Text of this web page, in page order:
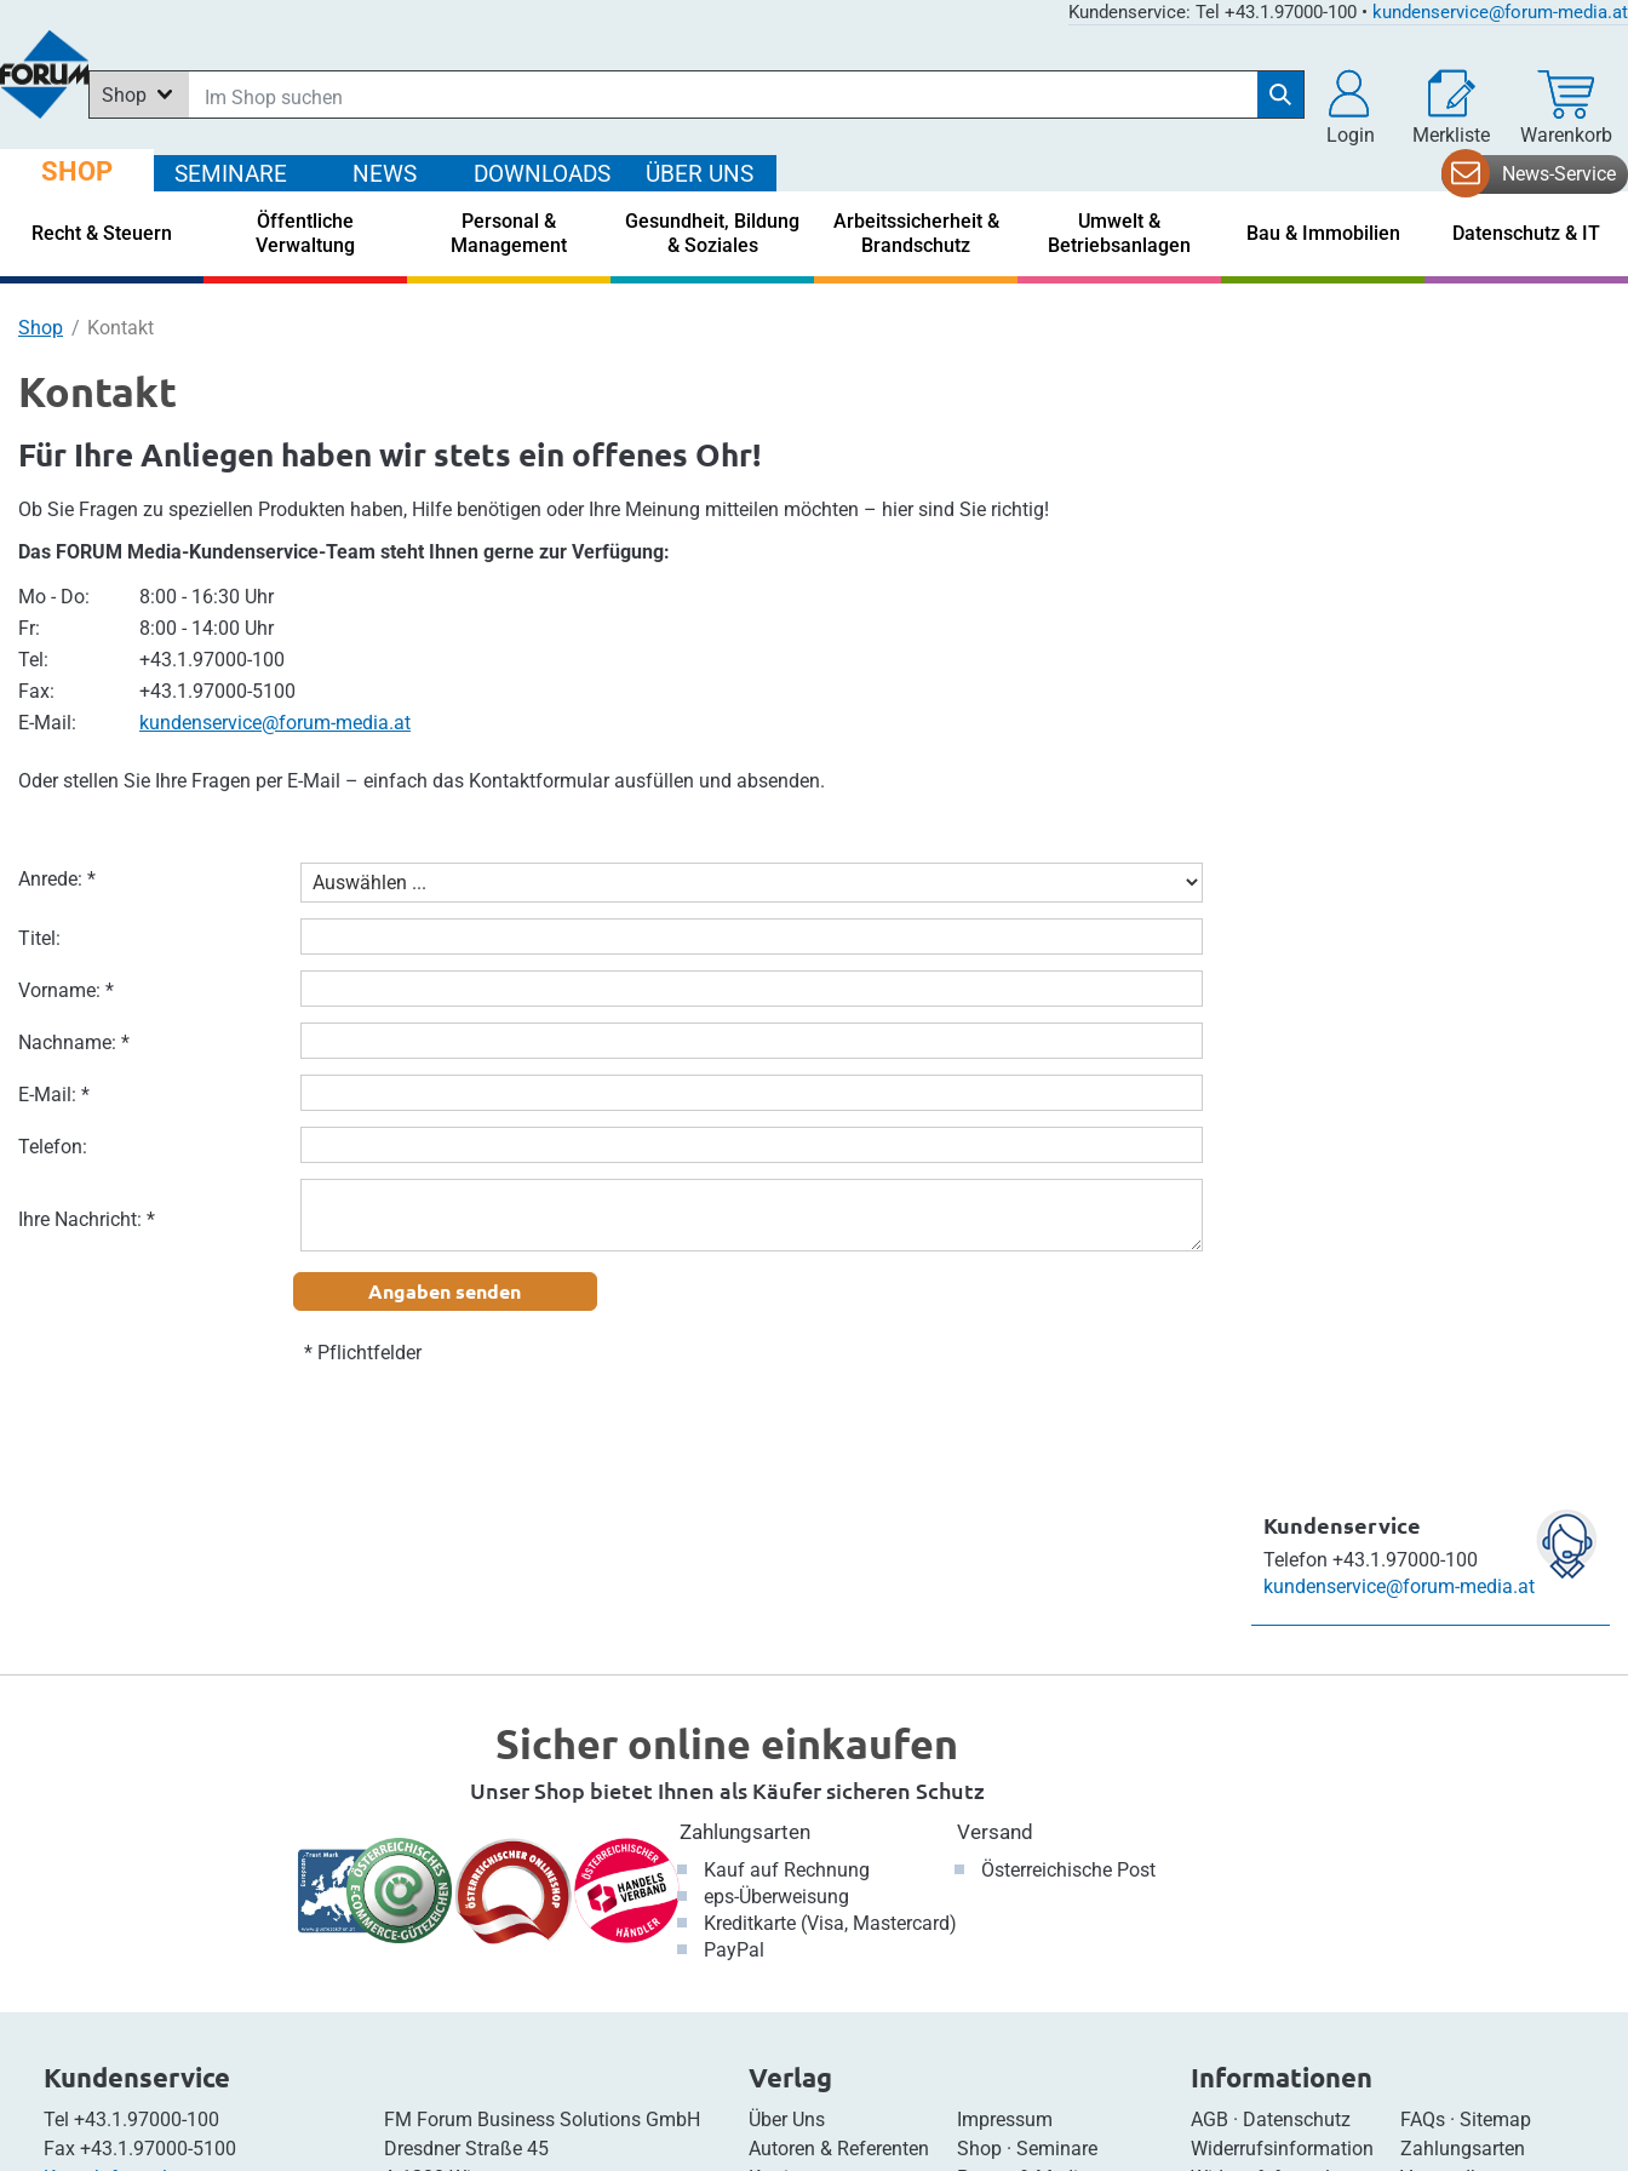
Kundenservice: Tel +43.1.97000-100 • kundenservice@forum-media.at
Shop
In News suchen
In Downloads suchen
In Seminaren suchen
Login Merkliste Warenkorb
SHOP SEMINARE NEWS DOWNLOADS ÜBER UNS News-Service
Recht & Steuern
Öffentliche
Verwaltung
Personal &
Management
Gesundheit, Bildung
& Soziales
Arbeitssicherheit &
Brandschutz
Umwelt &
Betriebsanlagen
Bau & Immobilien Datenschutz & IT
Shop Kontakt
Kontakt
Für Ihre Anliegen haben wir stets ein offenes Ohr!
Ob Sie Fragen zu speziellen Produkten haben, Hilfe benötigen oder Ihre Meinung mitteilen möchten – hier sind Sie richtig!
Das FORUM Media-Kundenservice-Team steht Ihnen gerne zur Verfügung:
Mo - Do:
8:00 - 16:30 Uhr
Fr:
8:00 - 14:00 Uhr
Tel:
+43.1.97000-100
Fax:
+43.1.97000-5100
E-Mail:
kundenservice@forum-media.at
Oder stellen Sie Ihre Fragen per E-Mail – einfach das Kontaktformular ausfüllen und absenden.
Anrede: *
Titel:
Vorname: *
Nachname: *
E-Mail: *
Telefon:
Ihre Nachricht: *
Angaben senden
* Pflichtfelder
Kundenservice
Telefon +43.1.97000-100
kundenservice@forum-media.at
Sicher online einkaufen
Unser Shop bietet Ihnen als Käufer sicheren Schutz
Zahlungsarten
Kauf auf Rechnung
eps-Überweisung
Kreditkarte (Visa, Mastercard)
PayPal
Versand
Österreichische Post
Kundenservice
Tel +43.1.97000-100
Fax +43.1.97000-5100
FM Forum Business Solutions GmbH
Dresdner Straße 45
Verlag
Über Uns
Autoren & Referenten
Impressum
Shop ·Seminare
Informationen
AGB · Datenschutz
Widerrufsinformation
FAQs· Sitemap
Zahlungsarten